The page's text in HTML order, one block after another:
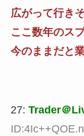
広がって行き
ここ数年のス
今のままだと
27: Trader＠